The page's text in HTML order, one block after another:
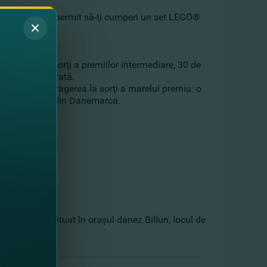
3.000 ce îţi permit să-ţi cumperi un set LEGO®
la sorţi a premiilor intermediare, 30 de
preferată.
la tragerea la sorţi a marelui premiu: o
Billund din Danemarca.
miniatură, situat în oraşul danez Billun, locul de